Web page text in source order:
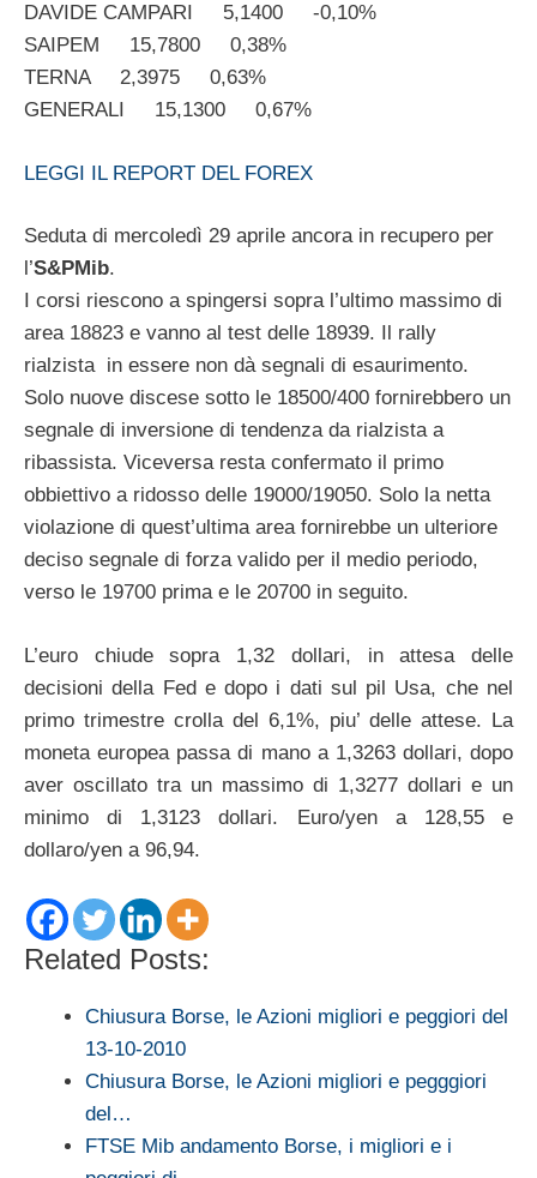
DAVIDE CAMPARI 5,1400 -0,10%
SAIPEM 15,7800 0,38%
TERNA 2,3975 0,63%
GENERALI 15,1300 0,67%
LEGGI IL REPORT DEL FOREX
Seduta di mercoledì 29 aprile ancora in recupero per
l’S&PMib.
I corsi riescono a spingersi sopra l’ultimo massimo di
area 18823 e vanno al test delle 18939. Il rally
rialzista in essere non dà segnali di esaurimento.
Solo nuove discese sotto le 18500/400 fornirebbero un
segnale di inversione di tendenza da rialzista a
ribassista. Viceversa resta confermato il primo
obbiettivo a ridosso delle 19000/19050. Solo la netta
violazione di quest’ultima area fornirebbe un ulteriore
deciso segnale di forza valido per il medio periodo,
verso le 19700 prima e le 20700 in seguito.
L’euro chiude sopra 1,32 dollari, in attesa delle
decisioni della Fed e dopo i dati sul pil Usa, che nel
primo trimestre crolla del 6,1%, piu’ delle attese. La
moneta europea passa di mano a 1,3263 dollari, dopo
aver oscillato tra un massimo di 1,3277 dollari e un
minimo di 1,3123 dollari. Euro/yen a 128,55 e
dollaro/yen a 96,94.
Related Posts:
Chiusura Borse, le Azioni migliori e peggiori del
13-10-2010
Chiusura Borse, le Azioni migliori e pegggiori
del…
FTSE Mib andamento Borse, i migliori e i